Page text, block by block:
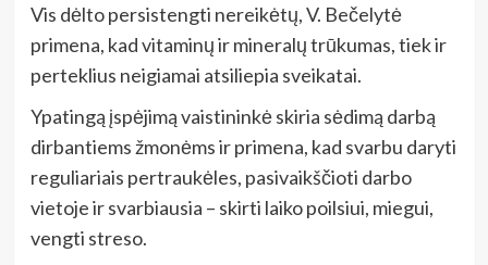
Vis dėlto persistengti nereikėtų, V. Bečelytė
primena, kad vitaminų ir mineralų trūkumas, tiek ir
perteklius neigiamai atsiliepia sveikatai.
Ypatingą įspėjimą vaistininkė skiria sėdimą darbą
dirbantiems žmonėms ir primena, kad svarbu daryti
reguliariais pertraukėles, pasivaikščioti darbo
vietoje ir svarbiausia – skirti laiko poilsiui, miegui,
vengti streso.